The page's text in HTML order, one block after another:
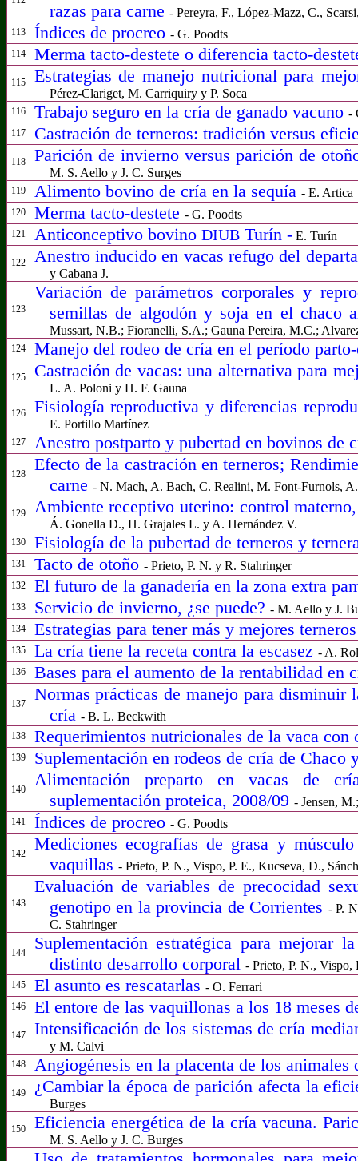
razas para carne - Pereyra, F., López-Mazz, C.,
113 Índices de procreo - G. Poodts
114 Merma tacto-destete o diferencia tacto-
115 Estrategias de manejo nutricional para
Pérez-Clariget, M. Carriquiry y P. Soca
116 Trabajo seguro en la cría de ganado vacuno -
117 Castración de terneros: tradición versus
118 Parición de invierno versus parición de
M. S. Aello y J. C. Surges
119 Alimento bovino de cría en la sequía - E. Artica
120 Merma tacto-destete - G. Poodts
121 Anticonceptivo bovino DIUBTurín -E. Turín
122 Anestro inducido en vacas refugo del
y Cabana J.
123
Variación de parámetros corporales y
semillas de algodón y soja en el chaco
Mussart, N.B.; Fioranelli, S.A.; Gauna Pereira, M.C.;
124 Manejo del rodeo de cría en el período
125 Castración de vacas: una alternativa para
L. A. Poloni y H. F. Gauna
126 Fisiología reproductiva y diferencias
E. Portillo Martínez
127 Anestro postparto y pubertad en bovinos de
128 Efecto de la castración en terneros;
carne - N. Mach, A. Bach, C. Realini, M. Font-Furnols,
129 Ambiente receptivo uterino: control
Á. Gonella D., H. Grajales L. y A. Hernández V.
130 Fisiología de la pubertad de terneros y
131 Tacto de otoño - Prieto, P. N. y R. Stahringer
132 El futuro de la ganadería en la zona extra
133 Servicio de invierno, ¿se puede? - M. Aello y J.
134 Estrategias para tener más y mejores
135 La cría tiene la receta contra la escasez - A.
136 Bases para el aumento de la rentabilidad en
137
Normas prácticas de manejo para disminuir
cría - B. L. Beckwith
138 Requerimientos nutricionales de la vaca
139 Suplementación en rodeos de cría de Chaco
140
Alimentación preparto en vacas de
suplementación proteica, 2008/09 - Jensen,
141 Índices de procreo - G. Poodts
142
Mediciones ecografías de grasa y
vaquillas - Prieto, P. N., Vispo, P. E., Kucseva, D.,
143
Evaluación de variables de precocidad
genotipo en la provincia de Corrientes - P.
C. Stahringer
144
Suplementación estratégica para mejorar
distinto desarrollo corporal - Prieto, P. N., Vispo,
145 El asunto es rescatarlas - O. Ferrari
146 El entore de las vaquillonas a los 18 meses
147 Intensificación de los sistemas de cría
y M. Calvi
148 Angiogénesis en la placenta de los
149 ¿Cambiar la época de parición afecta la
Burges
150 Eficiencia energética de la cría vacuna.
M. S. Aello y J. C. Burges